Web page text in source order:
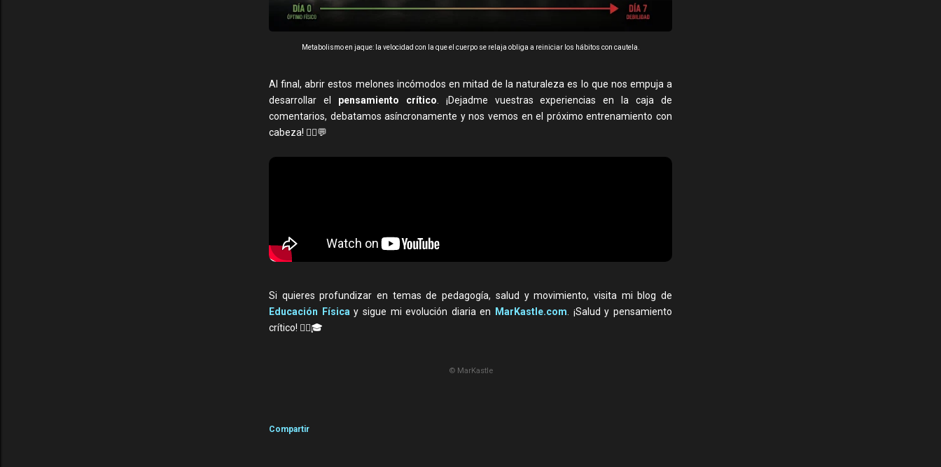
Metabolismo en jaque: la velocidad con la que el cuerpo se relaja obliga a reiniciar los hábitos con cautela.
Al final, abrir estos melones incómodos en mitad de la naturaleza es lo que nos empuja a
desarrollar el pensamiento crítico . ¡Dejadme vuestras experiencias en la caja de
comentarios, debatamos asíncronamente y nos vemos en el próximo entrenamiento con
cabeza! 🚶‍♂️💬
Si quieres profundizar en temas de pedagogía, salud y movimiento, visita mi blog de
Educación Física y sigue mi evolución diaria en MarKastle.com . ¡Salud y pensamiento
crítico! 🚶‍♂️🎓
© MarKastle
Compartir